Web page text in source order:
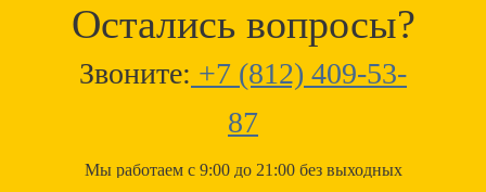
Остались вопросы?
Звоните: +7 (812) 409-53-
87
Мы работаем с 9:00 до 21:00 без выходных